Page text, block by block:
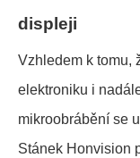
displeji
Vzhledem k tomu,
elektroniku i
mikroobrábění se
Stánek Honvision